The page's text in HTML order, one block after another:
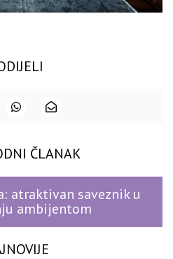
ČLANAK
atraktivan saveznik u
ambijentom